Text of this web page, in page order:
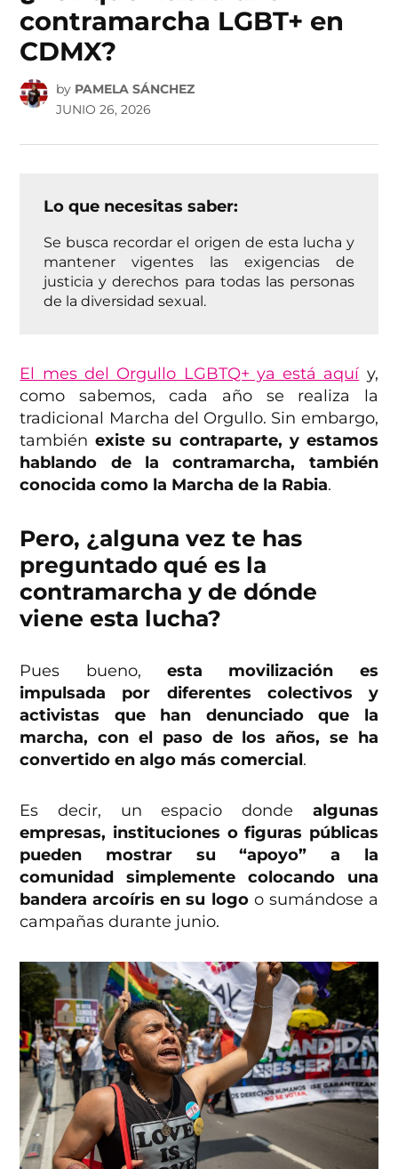
contramarcha LGBT+ en
CDMX?
by PAMELA SÁNCHEZ
JUNIO 26, 2026
Lo que necesitas saber:
Se busca recordar el origen de esta lucha y
mantener vigentes las exigencias de
justicia y derechos para todas las personas
de la diversidad sexual.
El mes del Orgullo LGBTQ+ ya está aquí y,
como sabemos, cada año se realiza la
tradicional Marcha del Orgullo. Sin embargo,
tambiénexiste su contraparte, y estamos
hablando de la contramarcha, también
conocida como la Marcha de la Rabia.
Pero, ¿alguna vez te has
preguntado qué es la
contramarcha y de dónde
viene esta lucha?
Pues bueno, esta movilización es
impulsada por diferentes colectivos y
activistas que han denunciado que la
marcha, con el paso de los años, se ha
convertido en algo más comercial.
Es decir, un espacio donde algunas
empresas, instituciones o figuras públicas
pueden mostrar su “apoyo” a la
comunidad simplemente colocando una
bandera arcoíris en su logoo sumándose a
campañas durante junio.